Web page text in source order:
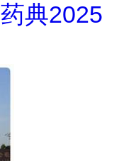
典2025